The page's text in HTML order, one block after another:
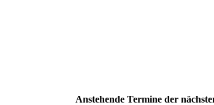
Anstehende Termine der